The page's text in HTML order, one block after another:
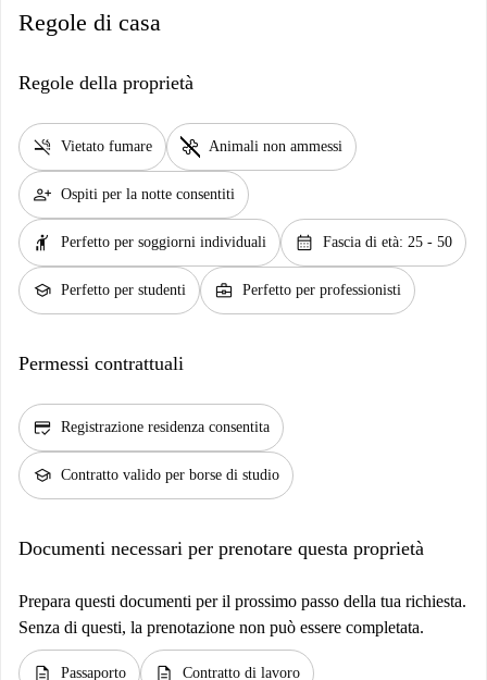
Regole di casa
Regole della proprietà
smoke_free Vietato fumare pet_supplies Animali non ammessi
person_add Ospiti per la notte consentiti
hail Perfetto per soggiorni individuali calendar_month Fascia di età: 25 - 50
school Perfetto per studenti business_center Perfetto per professionisti
Permessi contrattuali
credit_score Registrazione residenza consentita
school Contratto valido per borse di studio
Documenti necessari per prenotare questa proprietà
Prepara questi documenti per il prossimo passo della tua richiesta.
Senza di questi, la prenotazione non può essere completata.
description Passaporto description Contratto di lavoro